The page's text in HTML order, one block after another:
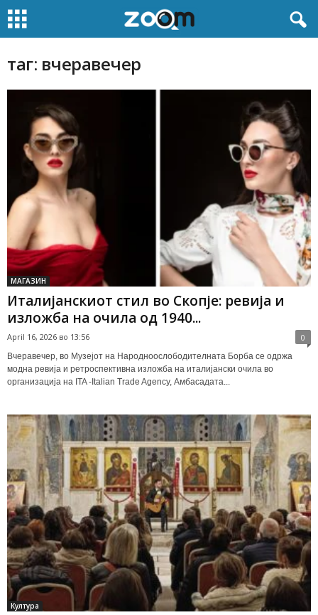
таг: вчеравечер
МАГАЗИН
Италијанскиот стил во Скопје: ревија и
изложба на очила од 1940...
April 16, 2026 во 13:56 0
Вчеравечер, во Музејот на Народноослободителната Борба се одржа
модна ревија и ретроспективна изложба на италијански очила во
организација на ITA -Italian Trade Agency, Амбасадата...
Култура